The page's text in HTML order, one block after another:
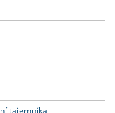
tajemníka